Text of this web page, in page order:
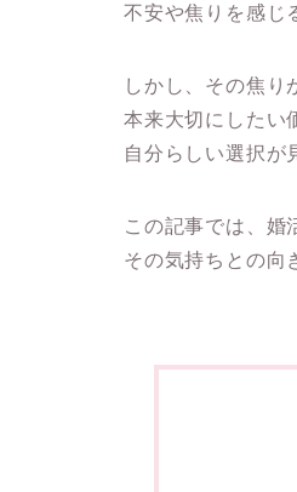
不安や焦りを感じ
しかし、その焦り
本来大切にしたい
自分らしい選択が
この記事では、婚
その気持ちとの向